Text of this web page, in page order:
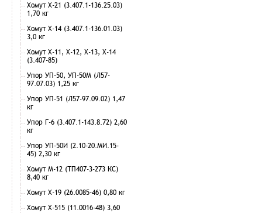
Хомут Х-21 (3.407.1-136.25.03)
1,70 кг
Хомут Х-14 (3.407.1-136.01.03)
3,0 кг
Хомут Х-11, Х-12, Х-13, Х-14
(3.407-85)
Упор УП-50, УП-50М (Л57-
97.07.03) 1,25 кг
Упор УП-51 (Л57-97.09.02) 1,47
кг
Упор Г-6 (3.407.1-143.8.72) 2,60
кг
Упор УП-50И (2.10-20.МИ.15-
45) 2,30 кг
Хомут М-12 (ТП407-3-273 КС)
8,40 кг
Хомут Х-19 (26.0085-46) 0,80 кг
Хомут Х-515 (11.0016-48) 3,60